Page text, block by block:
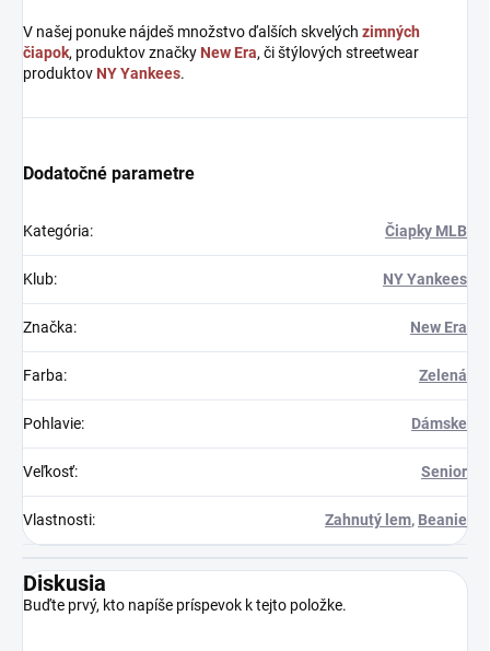
V našej ponuke nájdeš množstvo ďalších skvelých zimných
čiapok, produktov značky New Era, či štýlových streetwear
produktov NY Yankees.
Dodatočné parametre
Kategória: Čiapky MLB
Klub: NY Yankees
Značka: New Era
Farba: Zelená
Pohlavie: Dámske
Veľkosť: Senior
Vlastnosti: Zahnutý lem, Beanie
Diskusia
Buďte prvý, kto napíše príspevok k tejto položke.